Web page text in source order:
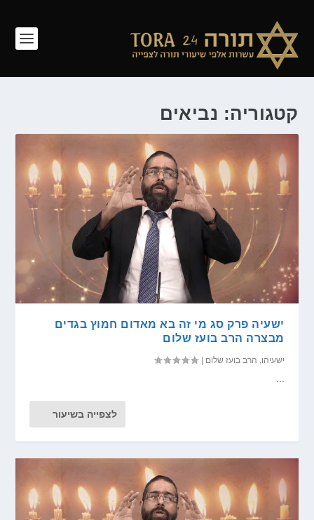
קטגוריה: נביאים
ישעיה פרק סג מי זה בא מאדום חמוץ בגדים
מבצרה הרב בועז שלום
ישעיהו הרב בועז שלום |
לצפייה בשיעור